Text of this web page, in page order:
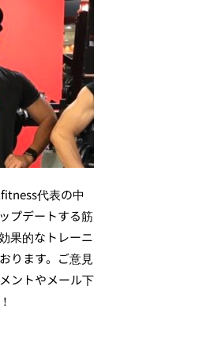
代表の中
プデートする筋
果的なトレーニ
ります。ご意見
ントやメール下